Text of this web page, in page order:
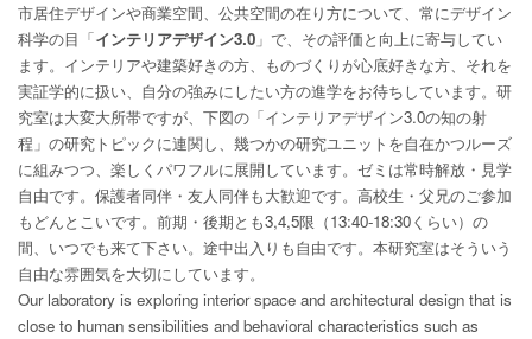
市居住デザインや商業空間、公共空間の在り方について、常にデザイン
科学の目「インテリアデザイン3.0 」で、その評価と向上に寄与してい
ます。インテリアや建築好きの方、ものづくりが心底好きな方、それを
実証学的に扱い、自分の強みにしたい方の進学をお待ちしています。研
究室は大変大所帯ですが、下図の「インテリアデザイン3.0の知の射
程」の研究トピックに連関し、幾つかの研究ユニットを自在かつルーズ
に組みつつ、楽しくパワフルに展開しています。ゼミは常時解放・見学
自由です。保護者同伴・友人同伴も大歓迎です。高校生・父兄のご参加
もどんとこいです。前期・後期とも3,4,5限（13:40-18:30くらい）の
間、いつでも来て下さい。途中出入りも自由です。本研究室はそういう
自由な雰囲気を大切にしています。
Our laboratory is exploring interior space and architectural design that is
close to human sensibilities and behavioral characteristics such as